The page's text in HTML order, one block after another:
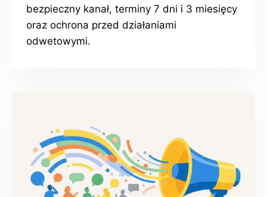
bezpieczny kanał, terminy 7 dni i 3 miesięcy
oraz ochrona przed działaniami
odwetowymi.